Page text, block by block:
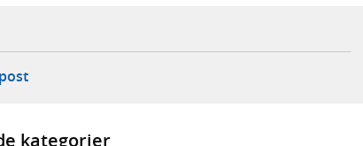
webbplats,
i ny flik, extern webbplats,
- öppnar din e-postklient,
kategorier